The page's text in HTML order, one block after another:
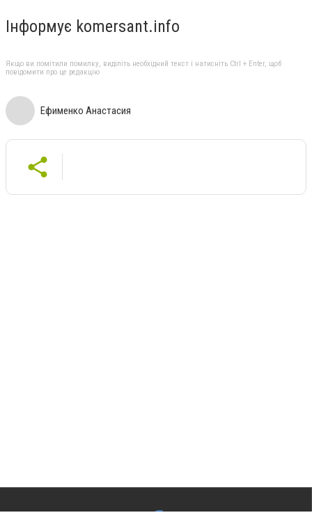
Інформує komersant.info
Якщо ви помітили помилку, виділіть необхідний текст і натисніть Ctrl + Enter, щоб
повідомити про це редакцію
Ефименко Анастасия